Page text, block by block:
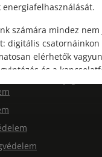
energiafelhasználását.
számára mindez
digitális csatornáinkon
elérhetők
és a
biztosított.